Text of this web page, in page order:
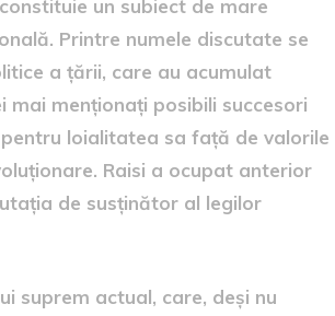
un subiect de mare
Printre numele discutate se
a țării, care au acumulat
mai menționați posibili succesori
loialitatea sa față de valorile
Raisi a ocupat anterior
de susținător al legilor
suprem actual, care, deși nu